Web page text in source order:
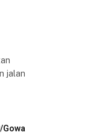
jalan